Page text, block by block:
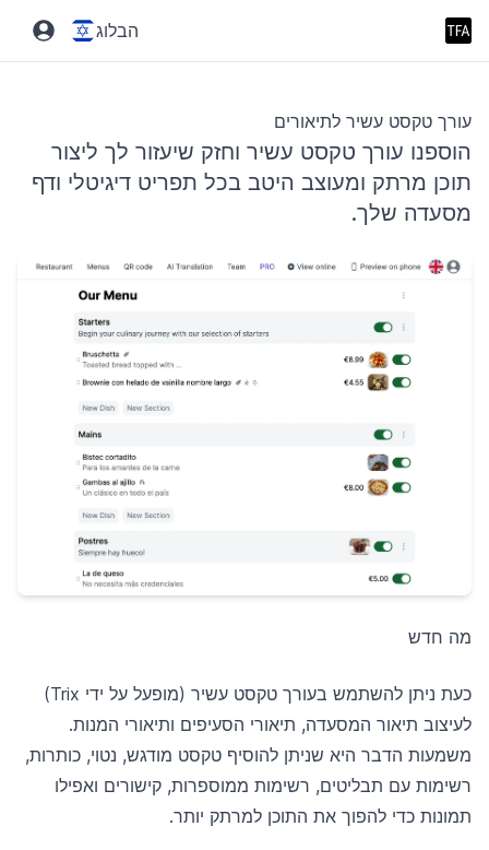
הבלוג
עורך טקסט עשיר לתיאורים
הוספנו עורך טקסט עשיר וחזק שיעזור לך ליצור
תוכן מרתק ומעוצב היטב בכל תפריט דיגיטלי ודף
מסעדה שלך.
מה חדש
כעת ניתן להשתמש בעורך טקסט עשיר (מופעל על ידי Trix)
לעיצוב תיאור המסעדה, תיאורי הסעיפים ותיאורי המנות.
משמעות הדבר היא שניתן להוסיף טקסט מודגש, נטוי, כותרות,
רשימות עם תבליטים, רשימות ממוספרות, קישורים ואפילו
תמונות כדי להפוך את התוכן למרתק יותר.